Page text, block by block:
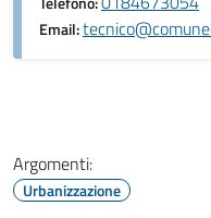
Email:
Argomenti:
Urbanizzazione